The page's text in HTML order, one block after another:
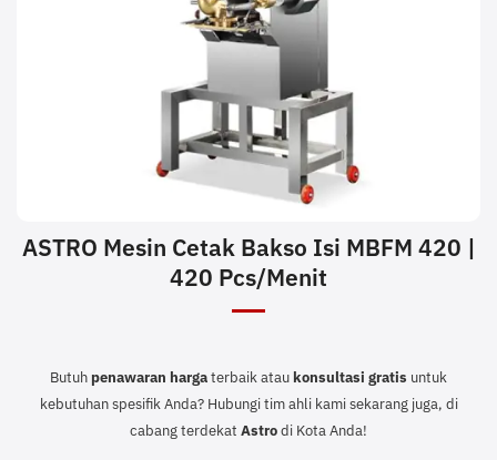
ASTRO Mesin Cetak Bakso Isi MBFM 420 |
420 Pcs/Menit
Butuh penawaran hargaterbaik atau konsultasi gratis untuk
kebutuhan spesifik Anda? Hubungi tim ahli kami sekarang juga, di
cabang terdekat Astrodi Kota Anda!